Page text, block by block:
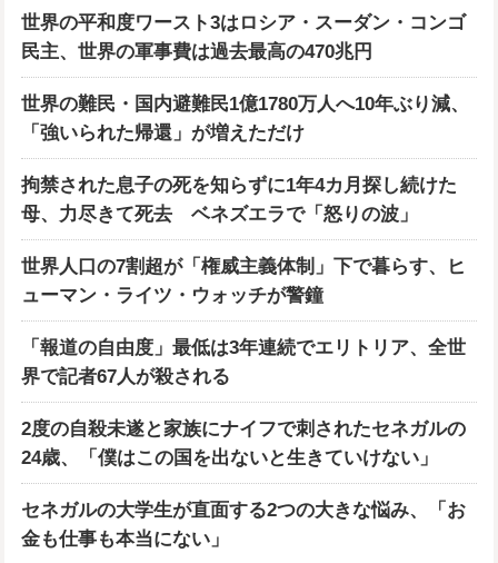
世界の平和度ワースト3はロシア・スーダン・コンゴ
民主、世界の軍事費は過去最高の470兆円
世界の難民・国内避難民1億1780万人へ10年ぶり減、
「強いられた帰還」が増えただけ
拘禁された息子の死を知らずに1年4カ月探し続けた
母、力尽きて死去 ベネズエラで「怒りの波」
世界人口の7割超が「権威主義体制」下で暮らす、ヒ
ューマン・ライツ・ウォッチが警鐘
「報道の自由度」最低は3年連続でエリトリア、全世
界で記者67人が殺される
2度の自殺未遂と家族にナイフで刺されたセネガルの
24歳、「僕はこの国を出ないと生きていけない」
セネガルの大学生が直面する2つの大きな悩み、「お
金も仕事も本当にない」